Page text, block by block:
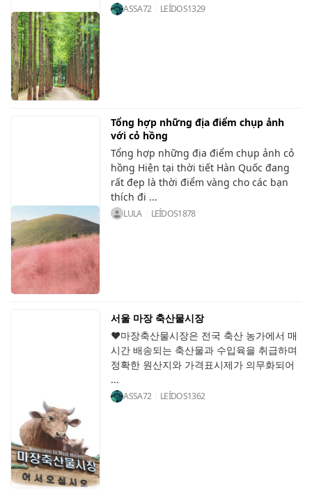
ASSA72 LEÍDOS1329
Tổng hợp những địa điểm chụp ảnh
với cỏ hồng
Tổng hợp những địa điểm chụp ảnh cỏ
hồng Hiện tại thời tiết Hàn Quốc đang
rất đẹp là thời điểm vàng cho các bạn
thích đi ...
LULA LEÍDOS1878
서울 마장 축산물시장
♥마장축산물시장은 전국 축산 농가에서 매
시간 배송되는 축산물과 수입육을 취급하며
정확한 원산지와 가격표시제가 의무화되어
...
ASSA72 LEÍDOS1362